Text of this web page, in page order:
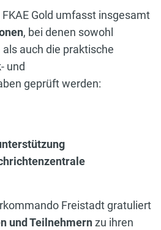
Gold umfasst insgesamt
, bei denen sowohl
auch die praktische
und
geprüft werden:
Freistadt gratuliert
und Teilnehmernzu ihren